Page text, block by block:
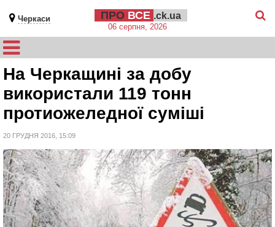
Черкаси ПРО ВСЕ .ck.ua
06 серпня, 2026
На Черкащині за добу
використали 119 тонн
протиожеледної суміші
20 ГРУДНЯ 2016, 15:09